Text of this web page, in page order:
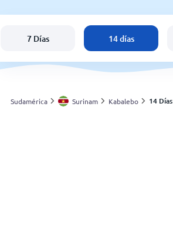
España
Argentina
7 Días 14 días
Sudamérica Surinam Kabalebo 14 Días